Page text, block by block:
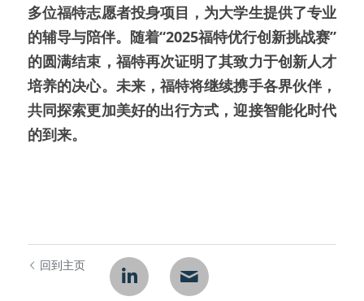
多位福特志愿者投身项目，为大学生提供了专业
的辅导与陪伴。随着“2025福特优行创新挑战赛”
的圆满结束，福特再次证明了其致力于创新人才
培养的决心。未来，福特将继续携手各界伙伴，
共同探索更加美好的出行方式，迎接智能化时代
的到来。
回到主页